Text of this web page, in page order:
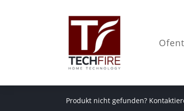
Produkt nicht gefunden?